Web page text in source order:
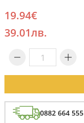
19.94€
39.01лв.
0882 664 555